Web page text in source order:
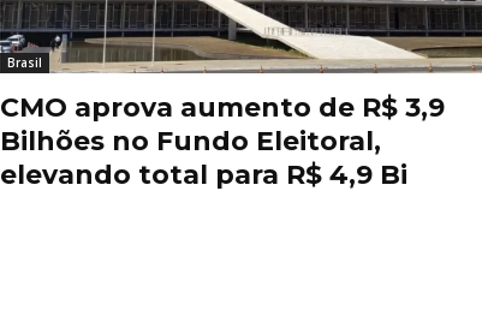
Brasil
CMO aprova aumento de R$ 3,9
Bilhões no Fundo Eleitoral,
elevando total para R$ 4,9 Bi